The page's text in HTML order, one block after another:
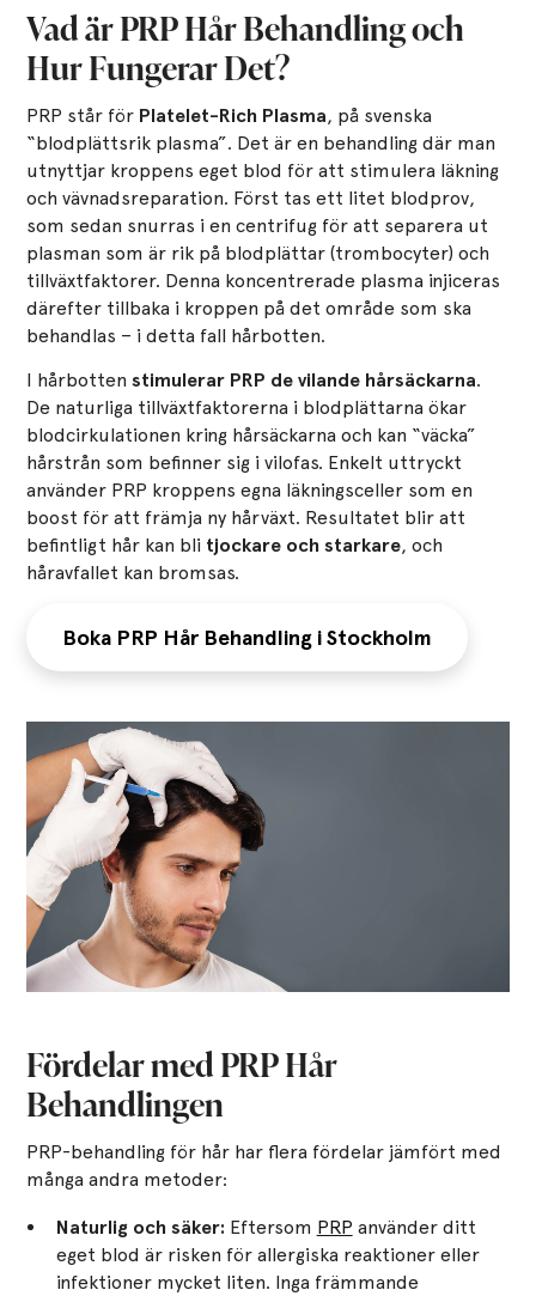
Vad är PRP Hår Behandling och
Hur Fungerar Det?
PRP står för Platelet-Rich Plasma, på svenska
“blodplättsrik plasma”. Det är en behandling där man
utnyttjar kroppens eget blod för att stimulera läkning
och vävnadsreparation. Först tas ett litet blodprov,
som sedan snurras i en centrifug för att separera ut
plasman som är rik på blodplättar (trombocyter) och
tillväxtfaktorer. Denna koncentrerade plasma injiceras
därefter tillbaka i kroppen på det område som ska
behandlas – i detta fall hårbotten.
I hårbottenstimulerar PRP de vilande hårsäckarna.
De naturliga tillväxtfaktorerna i blodplättarna ökar
blodcirkulationen kring hårsäckarna och kan “väcka”
hårstrån som befinner sig i vilofas. Enkelt uttryckt
använder PRP kroppens egna läkningsceller som en
boost för att främja ny hårväxt. Resultatet blir att
befintligt hår kan bli tjockare och starkare, och
håravfallet kan bromsas.
Boka PRP Hår Behandling i Stockholm
Fördelar med PRP Hår
Behandlingen
PRP-behandling för hår har flera fördelar jämfört med
många andra metoder:
Naturlig och säker: Eftersom PRP använder ditt
eget blod är risken för allergiska reaktioner eller
infektioner mycket liten. Inga främmande